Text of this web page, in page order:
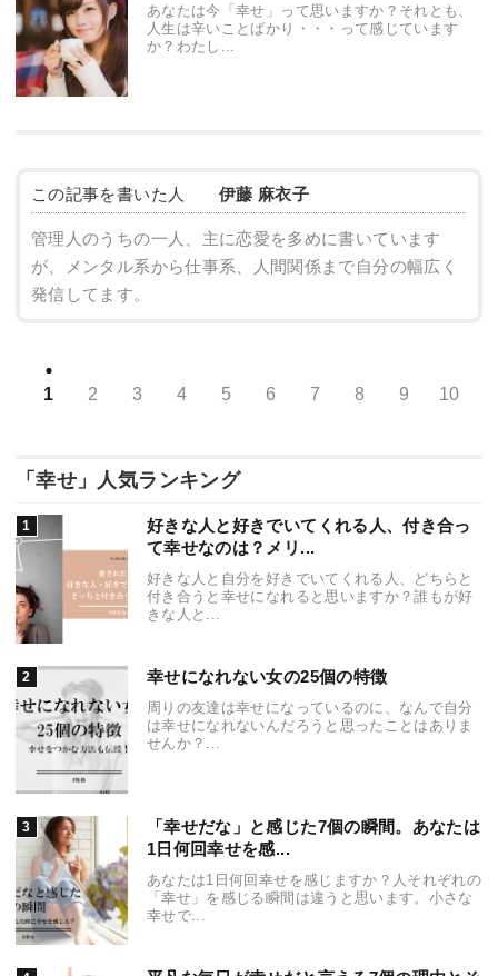
あなたは今「幸せ」って思いますか？それとも、
人生は辛いことばかり・・・って感じています
か？わたし...
この記事を書いた人 伊藤 麻衣子
管理人のうちの一人、主に恋愛を多めに書いています
が、メンタル系から仕事系、人間関係まで自分の幅広く
発信してます。
1 2 3 4 5 6 7 8 9 10
「幸せ」人気ランキング
好きな人と好きでいてくれる人、付き合っ
て幸せなのは？メリ...
好きな人と自分を好きでいてくれる人、どちらと
付き合うと幸せになれると思いますか？誰もが好
きな人と...
幸せになれない女の25個の特徴
周りの友達は幸せになっているのに、なんで自分
は幸せになれないんだろうと思ったことはありま
せんか？...
「幸せだな」と感じた7個の瞬間。あなたは
1日何回幸せを感...
あなたは1日何回幸せを感じますか？人それぞれの
「幸せ」を感じる瞬間は違うと思います。小さな
幸せで...